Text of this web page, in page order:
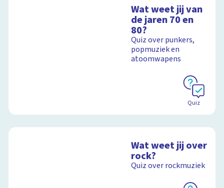
schoolplaat over de
Canon
Schoolplaat
Wat weet jij van
de jaren 70 en
80?
Quiz over punkers,
popmuziek en
atoomwapens
Quiz
Wat weet jij over
rock?
Quiz over rockmuziek